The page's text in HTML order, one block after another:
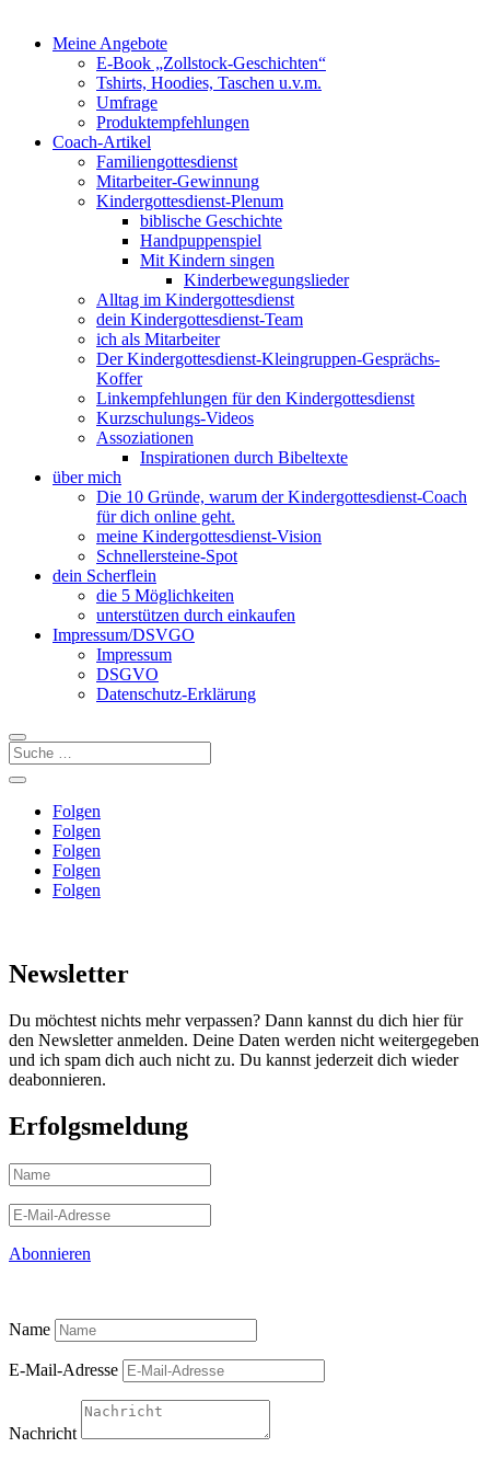
Meine Angebote
E-Book „Zollstock-Geschichten“
Tshirts, Hoodies, Taschen u.v.m.
Umfrage
Produktempfehlungen
Coach-Artikel
Familiengottesdienst
Mitarbeiter-Gewinnung
Kindergottesdienst-Plenum
biblische Geschichte
Handpuppenspiel
Mit Kindern singen
Kinderbewegungslieder
Alltag im Kindergottesdienst
dein Kindergottesdienst-Team
ich als Mitarbeiter
Der Kindergottesdienst-Kleingruppen-Gesprächs-
Koffer
Linkempfehlungen für den Kindergottesdienst
Kurzschulungs-Videos
Assoziationen
Inspirationen durch Bibeltexte
über mich
Die 10 Gründe, warum der Kindergottesdienst-Coach
für dich online geht.
meine Kindergottesdienst-Vision
Schnellersteine-Spot
dein Scherflein
die 5 Möglichkeiten
unterstützen durch einkaufen
Impressum/DSVGO
Impressum
DSGVO
Datenschutz-Erklärung
Folgen
Folgen
Folgen
Folgen
Folgen
Newsletter
Du möchtest nichts mehr verpassen? Dann kannst du dich hier für
den Newsletter anmelden. Deine Daten werden nicht weitergegeben
und ich spam dich auch nicht zu. Du kannst jederzeit dich wieder
deabonnieren.
Erfolgsmeldung
Abonnieren
Name
E-Mail-Adresse
Nachricht